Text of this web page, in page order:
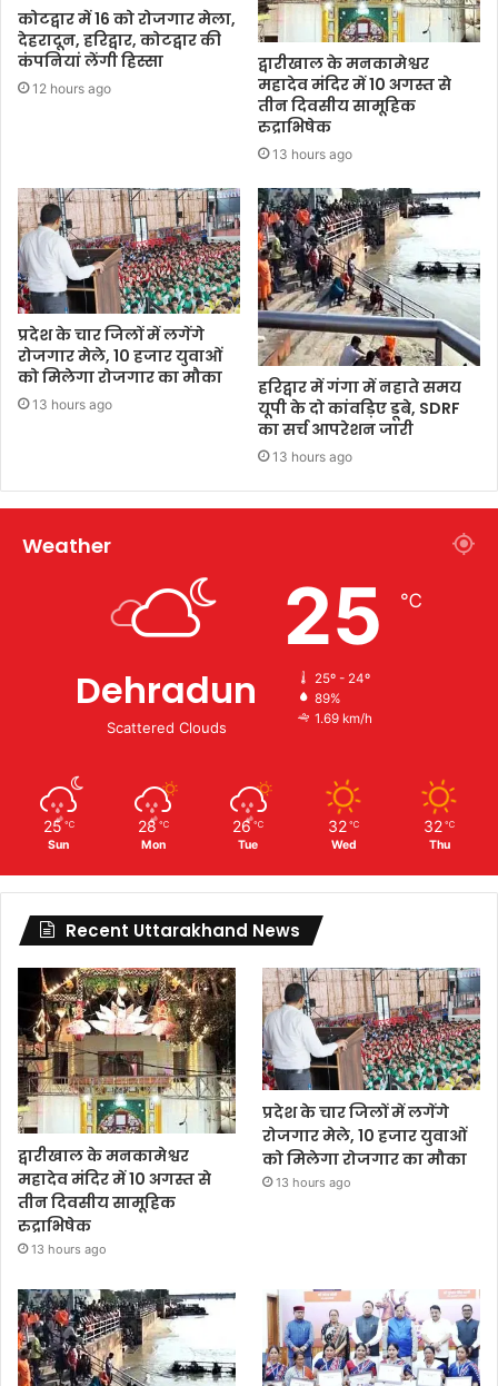
कोटद्वार में 16 को रोजगार मेला,
देहरादून, हरिद्वार, कोटद्वार की
कंपनियां लेंगी हिस्सा
12 hours ago
द्वारीखाल के मनकामेश्वर
महादेव मंदिर में 10 अगस्त से
तीन दिवसीय सामूहिक
रुद्राभिषेक
13 hours ago
प्रदेश के चार जिलों में लगेंगे
रोजगार मेले, 10 हजार युवाओं
को मिलेगा रोजगार का मौका
13 hours ago
हरिद्वार में गंगा में नहाते समय
यूपी के दो कांवड़िए डूबे, SDRF
का सर्च आपरेशन जारी
13 hours ago
Weather
Dehradun
Scattered Clouds
25 ℃
25º - 24º
89%
1.69 km/h
25 ℃
Sun
28 ℃
Mon
26 ℃
Tue
32 ℃
Wed
32 ℃
Thu
Recent Uttarakhand News
द्वारीखाल के मनकामेश्वर
महादेव मंदिर में 10 अगस्त से
तीन दिवसीय सामूहिक
रुद्राभिषेक
13 hours ago
प्रदेश के चार जिलों में लगेंगे
रोजगार मेले, 10 हजार युवाओं
को मिलेगा रोजगार का मौका
13 hours ago